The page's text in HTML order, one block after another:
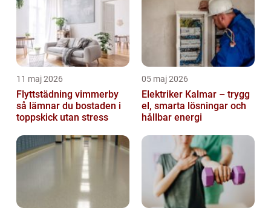
11 maj 2026
Flyttstädning vimmerby
så lämnar du bostaden i
toppskick utan stress
05 maj 2026
Elektriker Kalmar – trygg
el, smarta lösningar och
hållbar energi